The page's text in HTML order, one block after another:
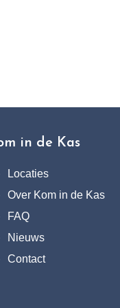
in de Kas
Locaties
Over Kom in de Kas
FAQ
Nieuws
Contact